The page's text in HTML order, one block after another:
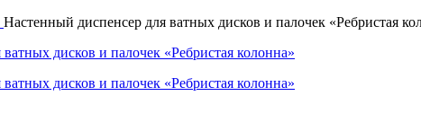
Настенный диспенсер для ватных дисков и палочек «Ребристая